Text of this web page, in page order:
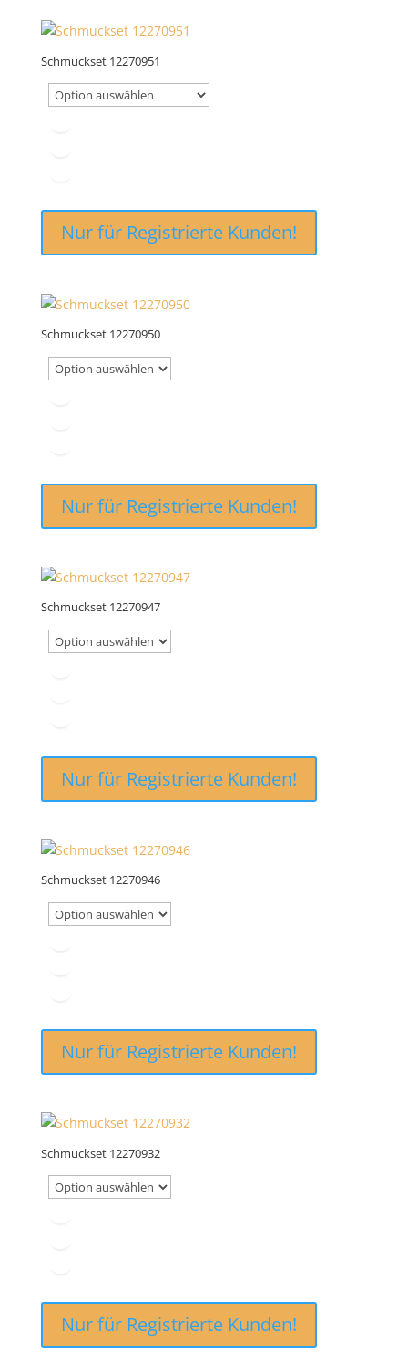
Schmuckset 12270951
Nur für Registrierte Kunden!
Schmuckset 12270950
Nur für Registrierte Kunden!
Schmuckset 12270947
Nur für Registrierte Kunden!
Schmuckset 12270946
Nur für Registrierte Kunden!
Schmuckset 12270932
Nur für Registrierte Kunden!